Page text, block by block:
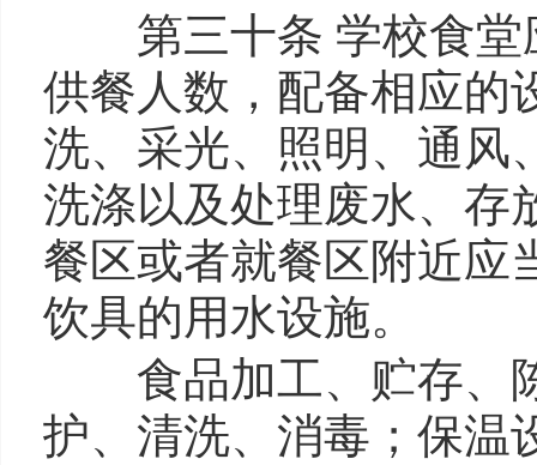
第三十条 学校食堂
供餐人数，配备相应的
洗、采光、照明、通风
洗涤以及处理废水、存
餐区或者就餐区附近应
饮具的用水设施。
食品加工、贮存、陈
护、清洗、消毒；保温